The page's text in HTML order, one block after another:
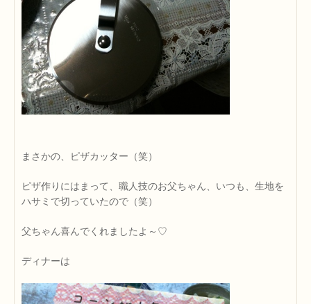
まさかの、ピザカッター（笑）
ピザ作りにはまって、職人技のお父ちゃん、いつも、生地を
ハサミで切っていたので（笑）
父ちゃん喜んでくれましたよ～♡
ディナーは